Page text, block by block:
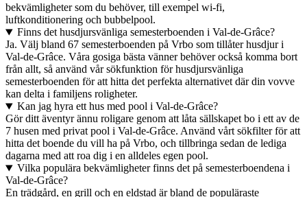
bekvämligheter som du behöver, till exempel wi-fi,
luftkonditionering och bubbelpool.
Finns det husdjursvänliga semesterboenden i Val-de-Grâce?
Ja. Välj bland 67 semesterboenden på Vrbo som tillåter husdjur i
Val-de-Grâce. Våra gosiga bästa vänner behöver också komma bort
från allt, så använd vår sökfunktion för husdjursvänliga
semesterboenden för att hitta det perfekta alternativet där din vovve
kan delta i familjens roligheter.
Kan jag hyra ett hus med pool i Val-de-Grâce?
Gör ditt äventyr ännu roligare genom att låta sällskapet bo i ett av de
7 husen med privat pool i Val-de-Grâce. Använd vårt sökfilter för att
hitta det boende du vill ha på Vrbo, och tillbringa sedan de lediga
dagarna med att roa dig i en alldeles egen pool.
Vilka populära bekvämligheter finns det på semesterboendena i
Val-de-Grâce?
En trädgård, en grill och en eldstad är bland de populäraste